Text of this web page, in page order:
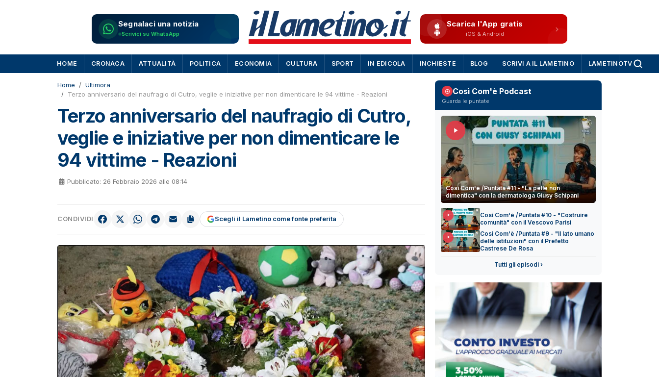
Segnalaci una notizia
Scrivici su WhatsApp
Scarica l'App gratis
iOS & Android
HOME CRONACA ATTUALITÀ POLITICA ECONOMIA CULTURA SPORT IN EDICOLA INCHIESTE BLOG SCRIVI A IL LAMETINO LAMETINOTV
Home
Ultimora
Terzo anniversario del naufragio di Cutro, veglie e iniziative per non dimenticare le 94 vittime - Reazioni
Terzo anniversario del naufragio di Cutro,
veglie e iniziative per non dimenticare le
94 vittime - Reazioni
Pubblicato: 26 Febbraio 2026 alle 08:14
CONDIVIDI Scegli il Lametino come fonte preferita
Così Com'è Podcast
Guarda le puntate
Così Com'è /Puntata #11 - "La pelle non
dimentica" con la dermatologa Giusy Schipani
Così Com'è /Puntata #10 - "Costruire
comunità" con il Vescovo Parisi
Così Com'è /Puntata #9 - "Il lato umano
delle istituzioni" con il Prefetto
Castrese De Rosa
Tutti gli episodi ›